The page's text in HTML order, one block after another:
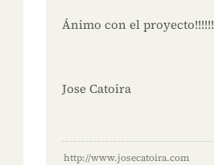
Ánimo con el proyecto!!!!!!
Jose Catoira
http://www.josecatoira.com